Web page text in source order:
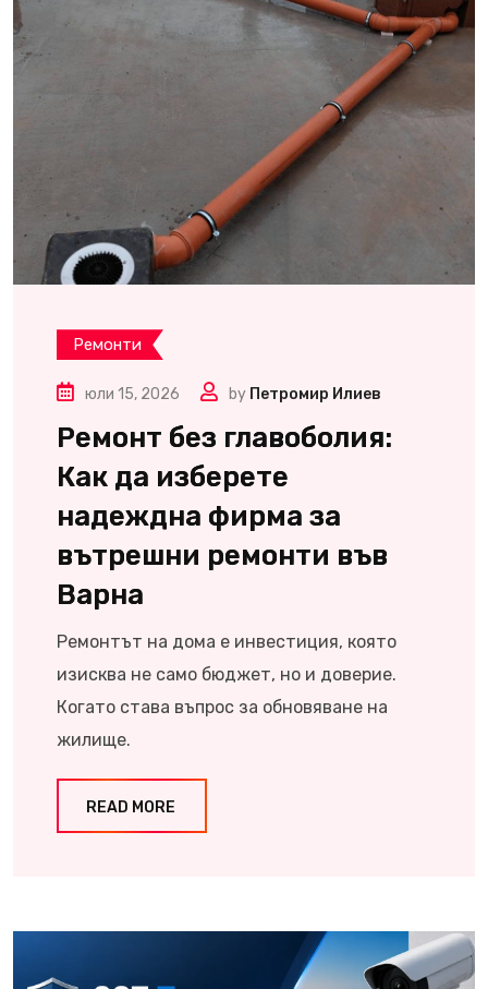
Ремонти
юли 15, 2026 by Петромир Илиев
Ремонт без главоболия:
Как да изберете
надеждна фирма за
вътрешни ремонти във
Варна
Ремонтът на дома е инвестиция, която
изисква не само бюджет, но и доверие.
Когато става въпрос за обновяване на
жилище.
READ MORE